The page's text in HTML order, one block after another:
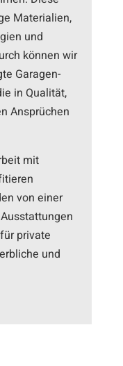
Materialien,
und
können wir
Garagen-
in Qualität,
Ansprüchen
mit
von einer
private
und